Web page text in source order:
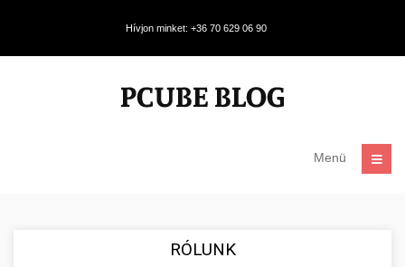
Hívjon minket: +36 70 629 06 90
Menü
RÓLUNK